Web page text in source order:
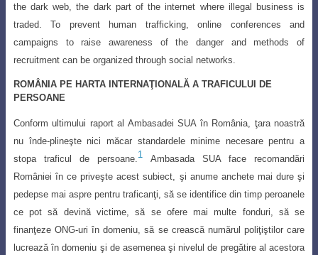
the dark web, the dark part of the internet where illegal business is
traded. To prevent human trafficking, online conferences and
campaigns to raise awareness of the danger and methods of
recruitment can be organized through social networks.
ROMÂNIA PE HARTA INTERNAŢIONALĂ A TRAFICULUI DE
PERSOANE
Conform ultimului raport al Ambasadei SUA în România, ţara noastră
nu înde-plineşte nici măcar standardele minime necesare pentru a
stopa traficul de persoane 1
Ambasada SUA face recomandări
României în ce priveşte acest subiect, şi anume anchete mai dureşi
pedepse mai aspre pentru traficanţi, să se identifice din timp peroanele
ce pot să devină victime, să se ofere mai multe fonduri, să se
finanţeze ONG-uri în domeniu, să se crească numărul poliţiştilor care
lucrează în domeniu şi de asemeneaşi nivelul de pregătire al acestora